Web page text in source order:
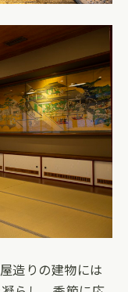
造りの建物には